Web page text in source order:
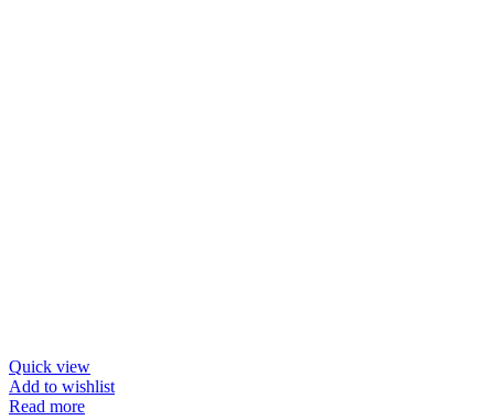
Quick view
Add to wishlist
Read more